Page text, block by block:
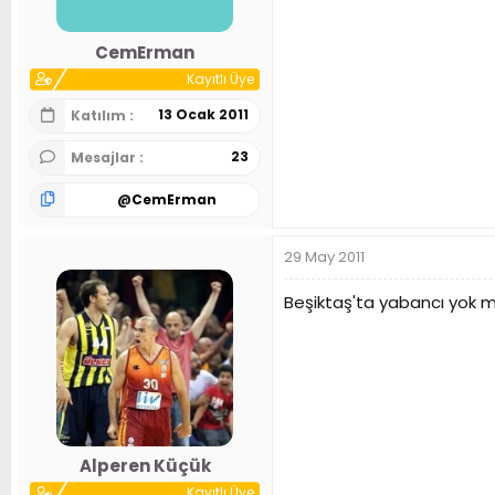
CemErman
Kayıtlı Üye
Katılım
13 Ocak 2011
Mesajlar 23
@CemErman
Alperen Küçük
29 May 2011
Beşiktaş'ta yabancı yok